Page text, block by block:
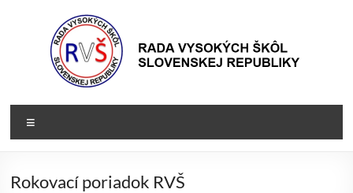
Rada
VŠ
Rada
vysokých
republiky
Rokovací poriadok RVŠ